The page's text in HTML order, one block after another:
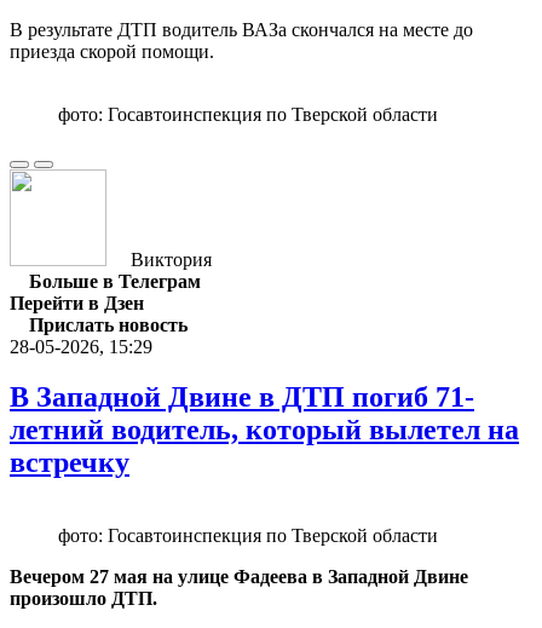
В результате ДТП водитель ВАЗа скончался на месте до
приезда скорой помощи.
фото: Госавтоинспекция по Тверской области
Виктория
Больше в Телеграм
Перейти в Дзен
Прислать новость
28-05-2026, 15:29
В Западной Двине в ДТП погиб 71-
летний водитель, который вылетел на
встречку
фото: Госавтоинспекция по Тверской области
Вечером 27 мая на улице Фадеева в Западной Двине
произошло ДТП.